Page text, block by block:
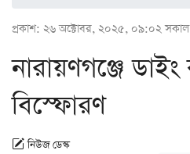
প্রকাশ: ২৬ অক্টোবর, ২০২৫, ০৯:০২ সকাল
নারায়ণগঞ্জে
বিস্ফোরণ
নিউজ ডেস্ক